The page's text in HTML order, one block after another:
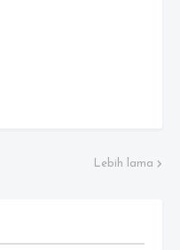
Lebih lama